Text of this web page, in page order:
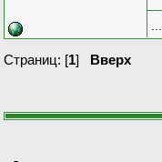
Страниц: [1] Вверх